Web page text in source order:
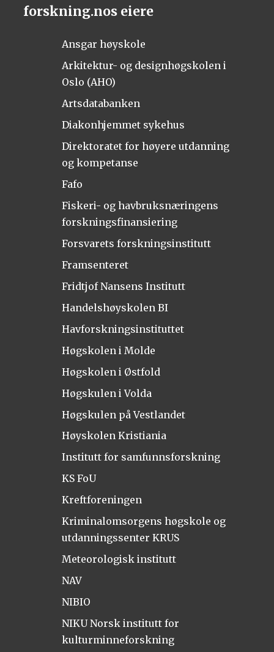
forskning.nos eiere
Ansgar høyskole
Arkitektur- og designhøgskolen i
Oslo (AHO)
Artsdatabanken
Diakonhjemmet sykehus
Direktoratet for høyere utdanning
og kompetanse
Fafo
Fiskeri- og havbruksnæringens
forskningsfinansiering
Forsvarets forskningsinstitutt
Framsenteret
Fridtjof Nansens Institutt
Handelshøyskolen BI
Havforskningsinstituttet
Høgskolen i Molde
Høgskolen i Østfold
Høgskulen i Volda
Høgskulen på Vestlandet
Høyskolen Kristiania
Institutt for samfunnsforskning
KS FoU
Kreftforeningen
Kriminalomsorgens høgskole og
utdanningssenter KRUS
Meteorologisk institutt
NAV
NIBIO
NIKU Norsk institutt for
kulturminneforskning